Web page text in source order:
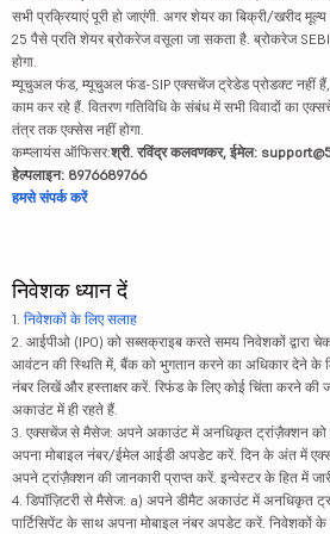
सभी प्रक्रियाएं पूरी हो जाएंगी. अगर शेयर का बिक्री/खरीद
25 पैसे प्रति शेयर ब्रोकरेज वसूला जा सकता है. ब्रोकरेज SEBI
होगा.
म्यूचुअल फंड, म्यूचुअल फंड-SIP एक्सचेंज ट्रेडेड प्रोडक्ट नहीं
काम कर रहे हैं. वितरण गतिविधि के संबंध में सभी विवादों का
तंत्र तक एक्सेस नहीं होगा.
कम्प्लायंस ऑफिसर:श्री. रविंद्र कलवणकर, ईमेल:
हेल्पलाइन: 8976689766
हमसे संपर्क करें
निवेशक ध्यान दें
1. निवेशकों के लिए सलाह
2. आईपीओ (IPO) को सब्सक्राइब करते समय निवेशकों द्वारा
आवंटन की स्थिति में, बैंक को भुगतान करने का अधिकार देने के
नंबर लिखें और हस्ताक्षर करें. रिफंड के लिए कोई चिंता करने की
अकाउंट में ही रहते हैं.
3. एक्सचेंज से मैसेज: अपने अकाउंट में अनधिकृत ट्रांज़ैक्शन को
अपना मोबाइल नंबर/ईमेल आईडी अपडेट करें. दिन के अंत में
अपने ट्रांज़ैक्शन की जानकारी प्राप्त करें. इन्वेस्टर के हित में
4. डिपॉज़िटरी से मैसेज: a) अपने डीमैट अकाउंट में अनधिकृत
पार्टिसिपेंट के साथ अपना मोबाइल नंबर अपडेट करें. निवेशकों के